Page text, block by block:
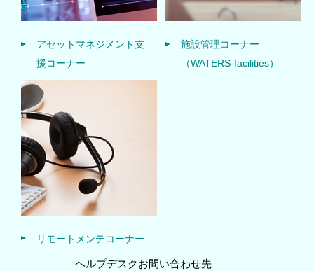
アセットマネジメント支
援コーナー
施設管理コーナー
（WATERS-facilities）
リモートメンテコーナー
ヘルプデスクお問い合わせ先